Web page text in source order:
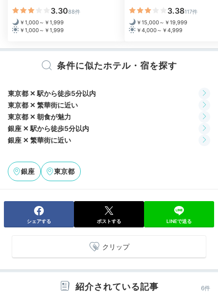
いった和食メニュー、手作りのデザートなど種類豊富で
す。好きなものを好きなだけいただきましょう♪
Check-out
11:00
お部屋でゆっくりして
チェックアウト
やドリップコーヒーの用意があります。準備ができたら
3.3088件
￥1,000～￥1,999
￥1,000～￥1,999
3.38117件
￥15,000～￥19,999
￥4,000～￥4,999
条件に似たホテル・宿を探す
東京都 ✕ 駅から徒歩5分以内
東京都 ✕ 繁華街に近い
東京都 ✕ 朝食が魅力
銀座 ✕ 駅から徒歩5分以内
銀座 ✕ 繁華街に近い
銀座 東京都
シェアする ポストする LINEで送る
クリップ
紹介されている記事 6件